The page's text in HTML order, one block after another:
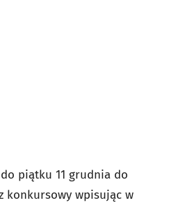
piątku 11 grudnia do
konkursowy wpisując w